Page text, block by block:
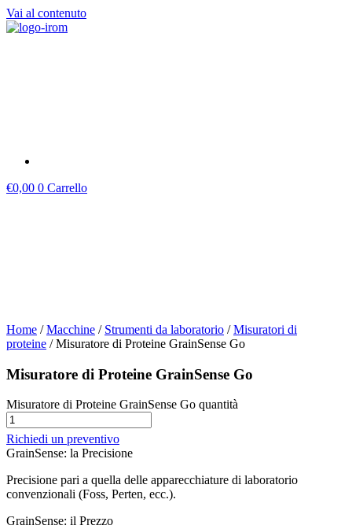
Vai al contenuto
€0,00 0 Carrello
Home /Macchine / Strumenti da laboratorio /Misuratori di
proteine / Misuratore di Proteine GrainSense Go
Misuratore di Proteine GrainSense Go
Misuratore di Proteine GrainSense Go quantità
Richiedi un preventivo
GrainSense: la Precisione
Precisione pari a quella delle apparecchiature di laboratorio
convenzionali (Foss, Perten, ecc.).
GrainSense: il Prezzo